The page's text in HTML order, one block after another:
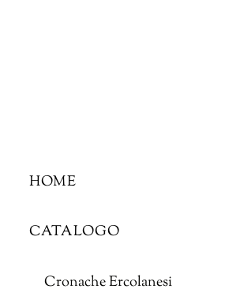
HOME
CATALOGO
Cronache Ercolanesi